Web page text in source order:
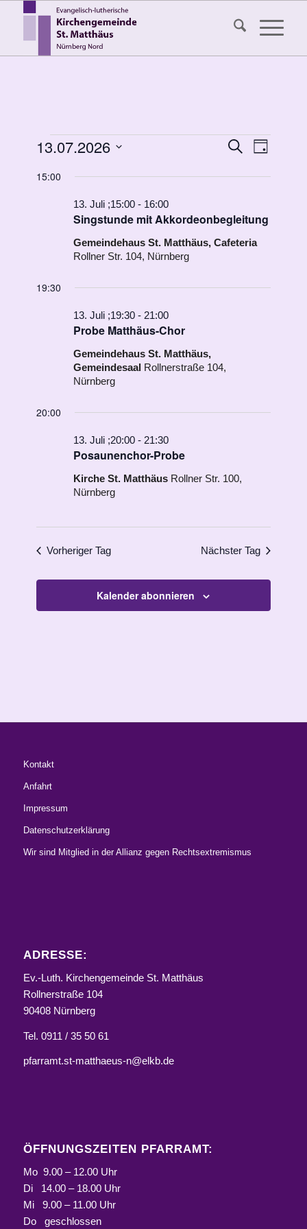
Veranstaltungen
für
2026
Suche
Tag
13.07.2026
wählen.
15:00
Singstunde mit Akkordeonbegleitung
13. Juli ;15:00 - 16:00
Gemeindehaus St. Matthäus, Cafeteria
Rollner Str. 104, Nürnberg
19:30
Probe Matthäus-Chor
13. Juli ;19:30 - 21:00
Gemeindehaus St. Matthäus,
Gemeindesaal Rollnerstraße 104,
Nürnberg
20:00
Posaunenchor-Probe
13. Juli ;20:00 - 21:30
Kirche St. Matthäus Rollner Str. 100,
Nürnberg
Vorheriger Tag Nächster Tag
Kalender abonnieren
Kontakt
Anfahrt
Impressum
Datenschutzerklärung
Wir sind Mitglied in der Allianz gegen Rechtsextremismus
ADRESSE:
Ev.-Luth. Kirchengemeinde St. Matthäus
Rollnerstraße 104
90408 Nürnberg
Tel. 0911 / 35 50 61
pfarramt.st-matthaeus-n@elkb.de
ÖFFNUNGSZEITEN PFARRAMT:
Mo 9.00 – 12.00 Uhr
Di 14.00 – 18.00 Uhr
Mi 9.00 – 11.00 Uhr
Do geschlossen